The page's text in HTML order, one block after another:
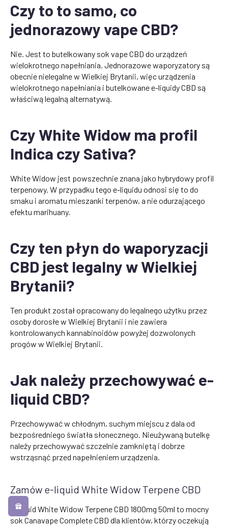
Czy to to samo, co
jednorazowy vape CBD?
Nie. Jest to butelkowany sok vape CBD do urządzeń
wielokrotnego napełniania. Jednorazowe waporyzatory są
obecnie nielegalne w Wielkiej Brytanii, więc urządzenia
wielokrotnego napełniania i butelkowane e-liquidy CBD są
właściwą legalną alternatywą.
Czy White Widow ma profil
Indica czy Sativa?
White Widow jest powszechnie znana jako hybrydowy profil
terpenowy. W przypadku tego e-liquidu odnosi się to do
smaku i aromatu mieszanki terpenów, a nie odurzającego
efektu marihuany.
Czy ten płyn do waporyzacji
CBD jest legalny w Wielkiej
Brytanii?
Ten produkt został opracowany do legalnego użytku przez
osoby dorosłe w Wielkiej Brytanii i nie zawiera
kontrolowanych kannabinoidów powyżej dozwolonych
progów w Wielkiej Brytanii.
Jak należy przechowywać e-
liquid CBD?
Przechowywać w chłodnym, suchym miejscu z dala od
bezpośredniego światła słonecznego. Nieużywaną butelkę
należy przechowywać szczelnie zamkniętą i dobrze
wstrząsnąć przed napełnieniem urządzenia.
Zamów e-liquid White Widow Terpene CBD
E-liquid White Widow Terpene CBD 1800mg 50ml to mocny
sok Canavape Complete CBD dla klientów, którzy oczekują